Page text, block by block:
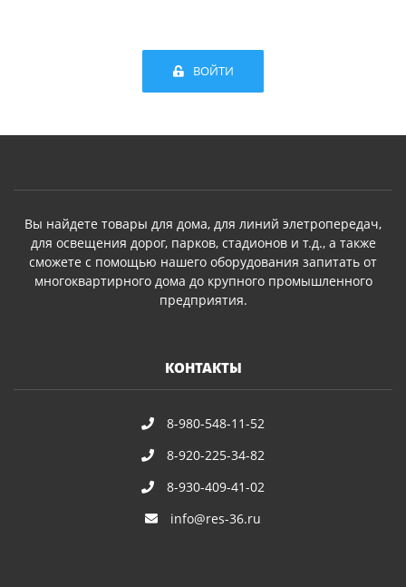
ВОЙТИ
Вы найдете товары для дома, для линий элетропередач,
для освещения дорог, парков, стадионов и т.д., а также
сможете с помощью нашего оборудования запитать от
многоквартирного дома до крупного промышленного
предприятия.
КОНТАКТЫ
8-980-548-11-52
8-920-225-34-82
8-930-409-41-02
info@res-36.ru